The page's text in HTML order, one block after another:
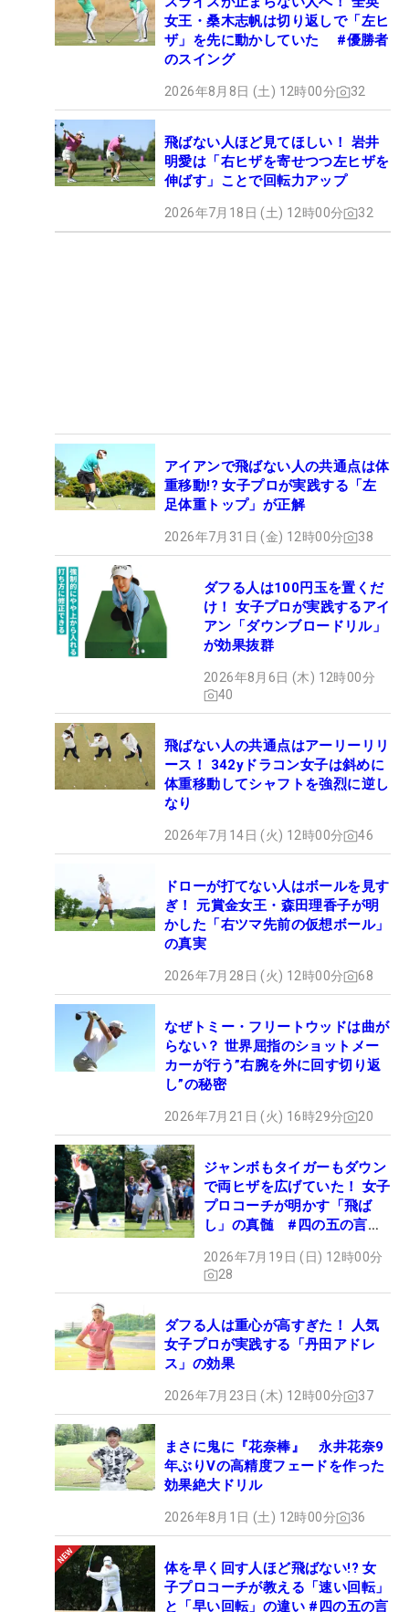
女王・桑木志帆は切り返しで「左ヒ
ザ」を先に動かしていた #優勝者
のスイング
2026年8月8日 (土) 12時00分 32
飛ばない人ほど見てほしい！ 岩井
明愛は「右ヒザを寄せつつ左ヒザを
伸ばす」ことで回転力アップ
2026年7月18日 (土) 12時00分 32
アイアンで飛ばない人の共通点は体
重移動!? 女子プロが実践する「左
足体重トップ」が正解
2026年7月31日 (金) 12時00分 38
ダフる人は100円玉を置くだ
け！ 女子プロが実践するアイ
アン「ダウンブロードリル」
が効果抜群
2026年8月6日 (木) 12時00分
40
飛ばない人の共通点はアーリーリリ
ース！ 342yドラコン女子は斜めに
体重移動してシャフトを強烈に逆し
なり
2026年7月14日 (火) 12時00分 46
ドローが打てない人はボールを見す
ぎ！ 元賞金女王・森田理香子が明
かした「右ツマ先前の仮想ボール」
の真実
2026年7月28日 (火) 12時00分 68
なぜトミー・フリートウッドは曲が
らない？ 世界屈指のショットメー
カーが行う”右腕を外に回す切り返
し”の秘密
2026年7月21日 (火) 16時29分 20
ジャンボもタイガーもダウン
で両ヒザを広げていた！ 女子
プロコーチが明かす「飛ば
し」の真髄 #四の五の言わ
2026年7月19日 (日) 12時00分
28
ダフる人は重心が高すぎた！ 人気
女子プロが実践する「丹田アドレ
ス」の効果
2026年7月23日 (木) 12時00分 37
まさに鬼に『花奈棒』 永井花奈9
年ぶりVの高精度フェードを作った
効果絶大ドリル
2026年8月1日 (土) 12時00分 36
体を早く回す人ほど飛ばない!? 女
子プロコーチが教える「速い回転」
と「早い回転」の違い #四の五の言